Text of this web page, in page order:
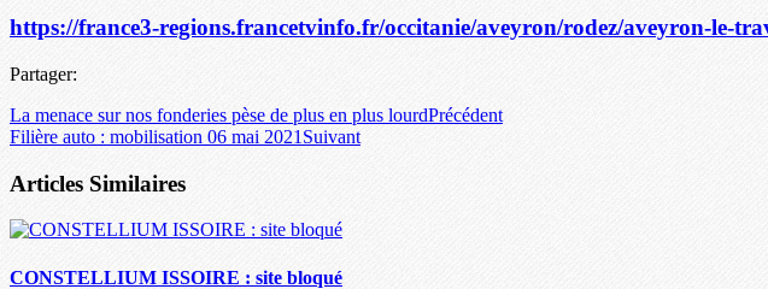
https://france3-regions.francetvinfo.fr/occitanie/aveyron/rodez/aveyron-le-
Partager:
La menace sur nos fonderies pèse de plus en plus lourdPrécédent
Filière auto : mobilisation 06 mai 2021 Suivant
Articles Similaires
CONSTELLIUM ISSOIRE : site bloqué